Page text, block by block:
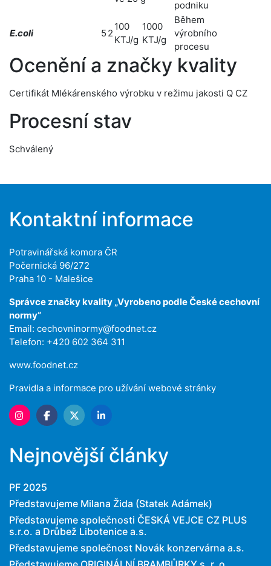
podniku
E.coli 5 2
100
KTJ/g
1000
KTJ/g
Během
výrobního
procesu
Ocenění a značky kvality
Certifikát Mlékárenského výrobku v režimu jakosti Q CZ
Procesní stav
Schválený
Kontaktní informace
Potravinářská komora ČR
Počernická 96/272
Praha 10 - Malešice
Správce značky kvality „Vyrobeno podle České cechovní
normy“
Email: cechovninormy@foodnet.cz
Telefon: +420 602 364 311
www.foodnet.cz
Pravidla a informace pro užívání webové stránky
Nejnovější články
PF 2025
Představujeme Milana Žida (Statek Adámek)
Představujeme společnosti ČESKÁ VEJCE CZ PLUS
s.r.o. a Drůbež Libotenice a.s.
Představujeme společnost Novák konzervárna a.s.